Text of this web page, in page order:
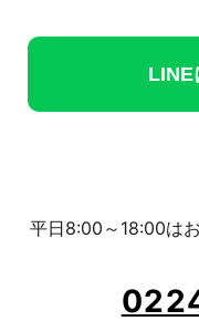
LINE
平日8:00～18:00は